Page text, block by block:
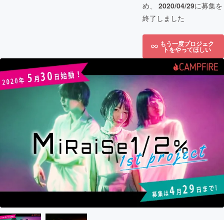
め、 2020/04/29に募集を
終了しました
もう一度プロジェク
トをやってほしい